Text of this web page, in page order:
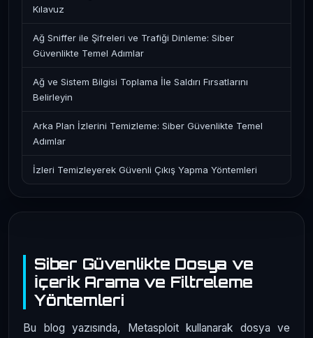
Siber Güvenlikte Dosya ve
İçerik Arama ve Filtreleme
Yöntemleri
Bu blog yazısında, Metasploit kullanarak dosya ve
Kılavuz
Ağ Sniffer ile Şifreleri ve Trafiği Dinleme: Siber
Güvenlikte Temel Adımlar
Ağ ve Sistem Bilgisi Toplama İle Saldırı Fırsatlarını
Belirleyin
Arka Plan İzlerini Temizleme: Siber Güvenlikte Temel
Adımlar
İzleri Temizleyerek Güvenli Çıkış Yapma Yöntemleri